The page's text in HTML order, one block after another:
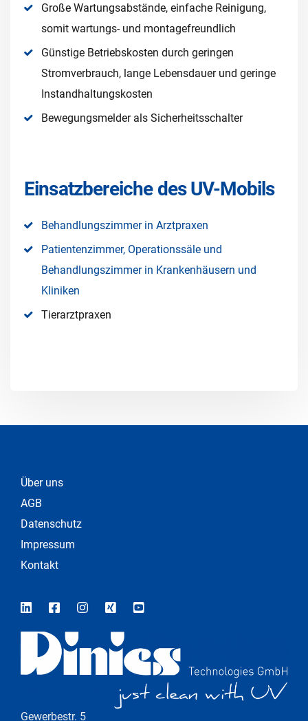
Große Wartungsabstände, einfache Reinigung,
somit wartungs- und montagefreundlich
Günstige Betriebskosten durch geringen
Stromverbrauch, lange Lebensdauer und geringe
Instandhaltungskosten
Bewegungsmelder als Sicherheitsschalter
Einsatzbereiche des UV-Mobils
Behandlungszimmer in Arztpraxen
Patientenzimmer, Operationssäle und
Behandlungszimmer in Krankenhäusern und
Kliniken
Tierarztpraxen
Über uns
AGB
Datenschutz
Impressum
Kontakt
Gewerbestr. 5